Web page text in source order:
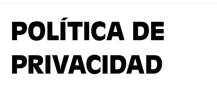
POLÍTICA DE
PRIVACIDAD